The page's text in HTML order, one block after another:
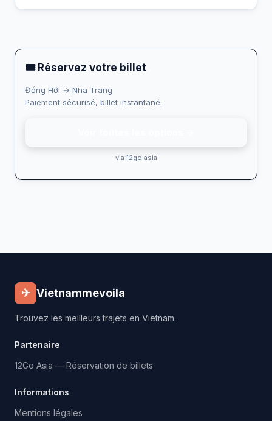
🎟 Réservez votre billet
Đồng Hới → Nha Trang
Paiement sécurisé, billet instantané.
via 12go.asia
✈ Vietnammevoila
Trouvez les meilleurs trajets en Vietnam.
Partenaire
12Go Asia — Réservation de billets
Informations
Mentions légales